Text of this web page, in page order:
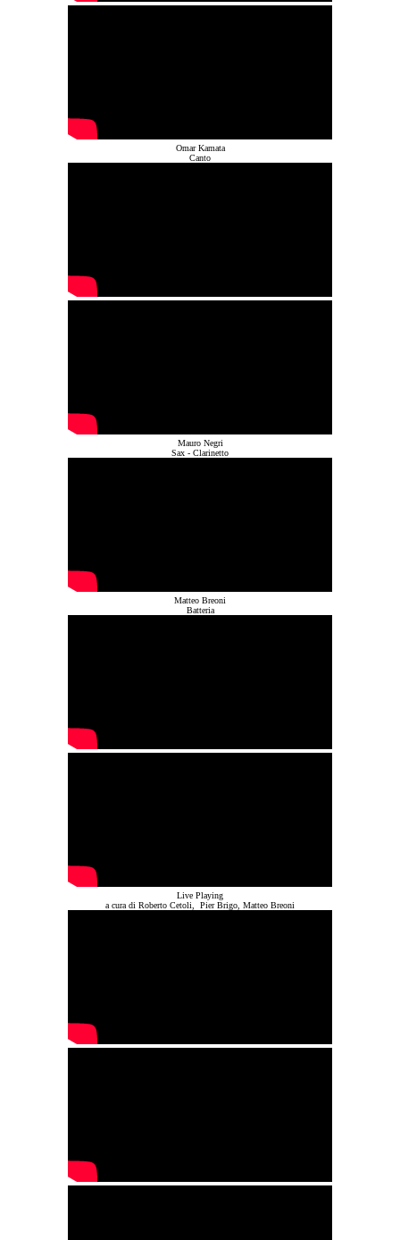
Omar Kamata
Canto
Mauro Negri
Sax - Clarinetto
Matteo Breoni
Batteria
Live Playing
a cura di Roberto Cetoli, Pier Brigo, Matteo Breoni